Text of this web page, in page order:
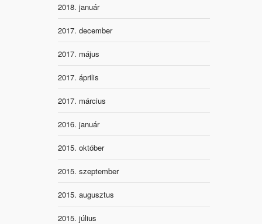
2018. január
2017. december
2017. május
2017. április
2017. március
2016. január
2015. október
2015. szeptember
2015. augusztus
2015. július